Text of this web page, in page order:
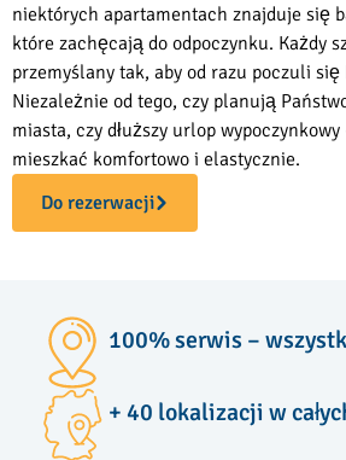
niektórych apartamentach znajduje się
które zachęcają do odpoczynku. Każdy
przemyślany tak, aby od razu poczuli
Niezależnie od tego, czy planują
miasta, czy dłuższy urlop
mieszkać komfortowo i elastycznie.
Do rezerwacji
100% serwis –
+ 40 lokalizacji w